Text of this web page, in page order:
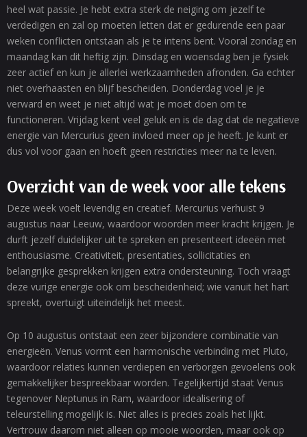
heel wat passie. Je hebt extra sterk de neiging om jezelf te
verdedigen en zal op moeten letten dat er gedurende een paar
weken conflicten ontstaan als je te intens bent. Vooral zondag en
maandag kan dit heftig zijn. Dinsdag en woensdag ben je fysiek
zeer actief en kun je allerlei werkzaamheden afronden. Ga echter
niet overhaasten en blijf bescheiden. Donderdag voel je je
verward en weet je niet altijd wat je moet doen om te
functioneren. Vrijdag kent veel geluk en is de dag dat de negatieve
energie van Mercurius geen invloed meer op je heeft. Je kunt er
dus vol voor gaan en hoeft geen restricties meer na te leven.
Overzicht van de week voor alle tekens
Deze week voelt levendig en creatief. Mercurius verhuist 9
augustus naar Leeuw, waardoor woorden meer kracht krijgen. Je
durft jezelf duidelijker uit te spreken en presenteert ideeën met
enthousiasme. Creativiteit, presentaties, sollicitaties en
belangrijke gesprekken krijgen extra ondersteuning. Toch vraagt
deze vurige energie ook om bescheidenheid; wie vanuit het hart
spreekt, overtuigt uiteindelijk het meest.
Op 10 augustus ontstaat een zeer bijzondere combinatie van
energieën. Venus vormt een harmonische verbinding met Pluto,
waardoor relaties kunnen verdiepen en verborgen gevoelens ook
gemakkelijker bespreekbaar worden. Tegelijkertijd staat Venus
tegenover Neptunus in Ram, waardoor idealisering of
teleurstelling mogelijk is. Niet alles is precies zoals het lijkt.
Vertrouw daarom niet alleen op mooie woorden, maar ook op